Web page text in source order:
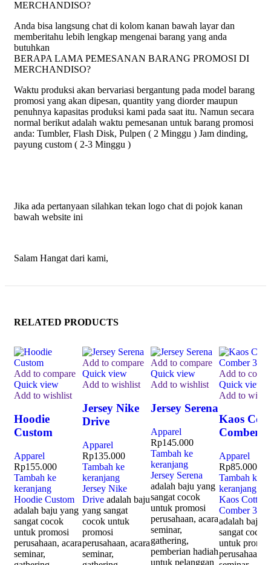
MERCHANDISO?
Anda bisa langsung chat di kolom kanan bawah layar dan
memberitahu lebih lengkap mengenai barang yang anda
butuhkan
BERAPA LAMA PEMESANAN BARANG PROMOSI DI
MERCHANDISO?
Waktu produksi akan bervariasi bergantung pada model barang
promosi yang akan dipesan, quantity yang diorder maupun
penuhnya kapasitas produksi kami pada saat itu. Namun secara
normal berikut adalah waktu pemesanan untuk barang promosi
anda: Tumbler, Flash Disk, Pulpen ( 2 Minggu ) Jam dinding,
payung custom ( 2-3 Minggu )
Jika ada pertanyaan silahkan tekan logo chat di pojok kanan
bawah website ini
Salam Hangat dari kami,
RELATED PRODUCTS
Add to compare
Quick view
Add to wishlist
Hoodie
Custom
Apparel
Rp155.000
Tambah ke
keranjang
Hoodie Custom
adalah baju yang
sangat cocok
untuk promosi
perusahaan, acara
seminar,
Add to compare
Quick view
Add to wishlist
Jersey Nike
Drive
Apparel
Rp135.000
Tambah ke
keranjang
Jersey Nike
Drive adalah baju
yang sangat
cocok untuk
promosi
perusahaan, acara
seminar,
Add to compare
Quick view
Add to wishlist
Jersey Serena
Apparel
Rp145.000
Tambah ke
keranjang
Jersey Serena
adalah baju yang
sangat cocok
untuk promosi
perusahaan, acara
seminar,
gathering,
pemberian hadiah
untuk pelanggan
Add to
Quick view
Add to
Kaos
Comber
Apparel
Rp85.000
Tambah ke
keranjang
Kaos Cotton
Comber 30s
adalah baju
sangat cocok
untuk
perusahaan,